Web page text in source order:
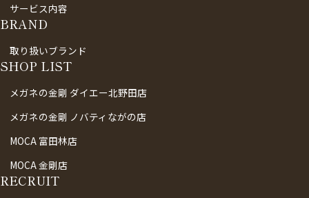
サービス内容
BRAND
取り扱いブランド
SHOP LIST
メガネの金剛 ダイエー北野田店
メガネの金剛 ノバティながの店
MOCA 富田林店
MOCA 金剛店
RECRUIT